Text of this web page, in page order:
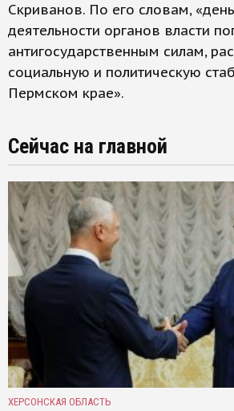
Скриванов. По его словам,
деятельности органов власти
антигосударственным силам,
социальную и политическую
Пермском крае».
Сейчас на главной
ХЕРСОНСКАЯ ОБЛАСТЬ